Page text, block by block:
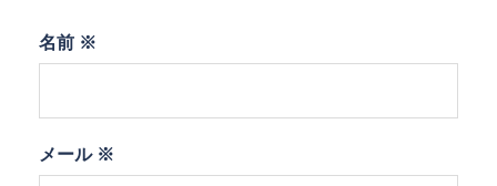
名前 ※
メール ※